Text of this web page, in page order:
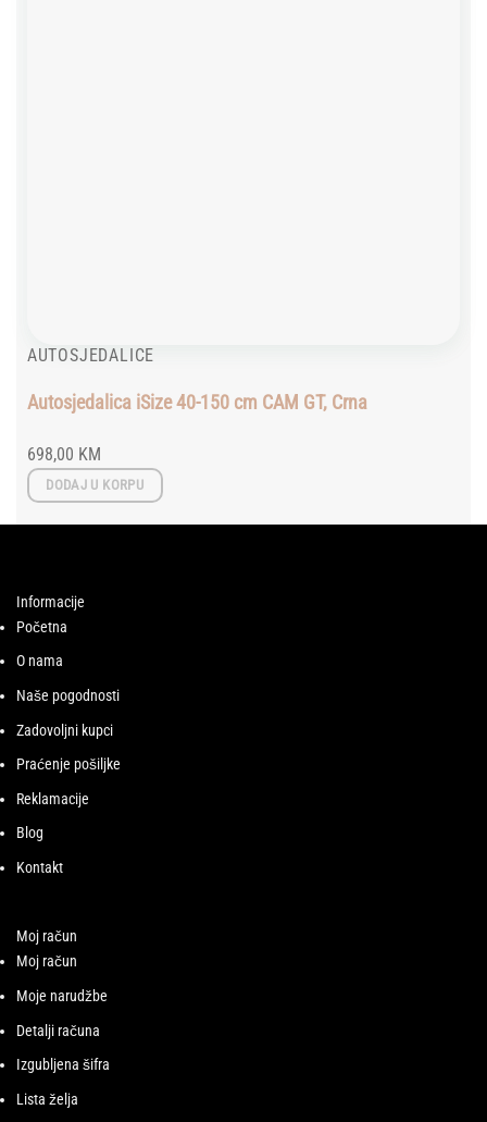
AUTOSJEDALICE
Autosjedalica iSize 40-150 cm CAM GT, Crna
698,00 KM
DODAJ U KORPU
Informacije
Početna
O nama
Naše pogodnosti
Zadovoljni kupci
Praćenje pošiljke
Reklamacije
Blog
Kontakt
Moj račun
Moj račun
Moje narudžbe
Detalji računa
Izgubljena šifra
Lista želja